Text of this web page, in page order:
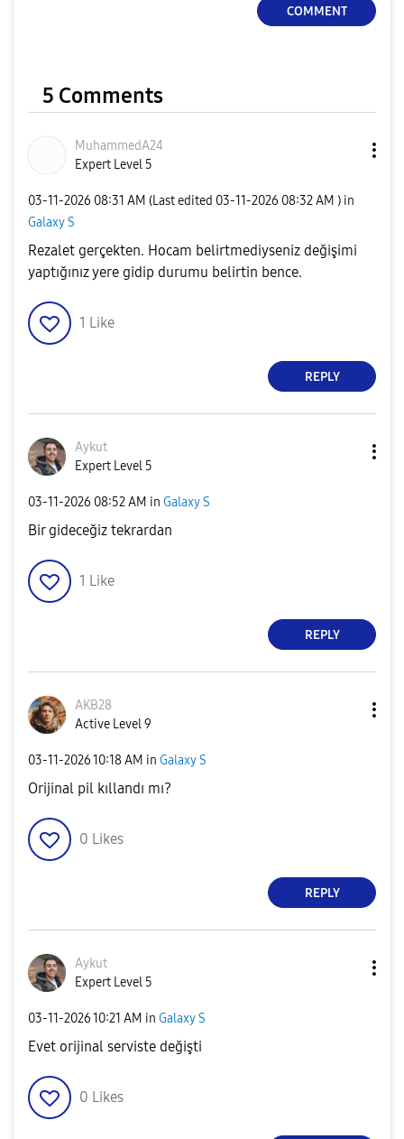
COMMENT
5 Comments
MuhammedA24
Expert Level 5
‎03-11-2026 08:31 AM (Last edited ‎03-11-2026 08:32 AM ) in
Galaxy S
Rezalet gerçekten. Hocam belirtmediyseniz değişimi
yaptığınız yere gidip durumu belirtin bence.
1 Like
REPLY
Aykut
Expert Level 5
‎03-11-2026 08:52 AM in Galaxy S
Bir gideceğiz tekrardan
1 Like
REPLY
AKB28
Active Level 9
‎03-11-202610:18 AM in Galaxy S
Orijinal pil kıllandı mı?
0 Likes
REPLY
Aykut
Expert Level 5
‎03-11-202610:21 AM in Galaxy S
Evet orijinal serviste değişti
0 Likes